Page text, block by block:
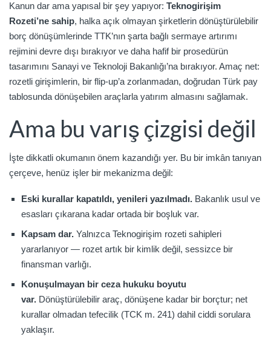
Kanun dar ama yapısal bir şey yapıyor: Teknogirişim
Rozeti’ne sahip, halka açık olmayan şirketlerin dönüştürülebilir
borç dönüşümlerinde TTK’nın şarta bağlı sermaye artırımı
rejimini devre dışı bırakıyor ve daha hafif bir prosedürün
tasarımını Sanayi ve Teknoloji Bakanlığı’na bırakıyor. Amaç net:
rozetli girişimlerin, bir flip-up’a zorlanmadan, doğrudan Türk pay
tablosunda dönüşebilen araçlarla yatırım almasını sağlamak.
Ama bu varış çizgisi değil
İşte dikkatli okumanın önem kazandığı yer. Bu bir imkân tanıyan
çerçeve, henüz işler bir mekanizma değil:
Eski kurallar kapatıldı, yenileri yazılmadı. Bakanlık usul ve
esasları çıkarana kadar ortada bir boşluk var.
Kapsam dar. Yalnızca Teknogirişim rozeti sahipleri
yararlanıyor — rozet artık bir kimlik değil, sessizce bir
finansman varlığı.
Konuşulmayan bir ceza hukuku boyutu
var. Dönüştürülebilir araç, dönüşene kadar bir borçtur; net
kurallar olmadan tefecilik (TCK m. 241) dahil ciddi sorulara
yaklaşır.